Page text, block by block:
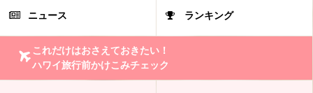
ニュース ランキング
これだけはおさえておきたい！
ハワイ旅行前かけこみチェック